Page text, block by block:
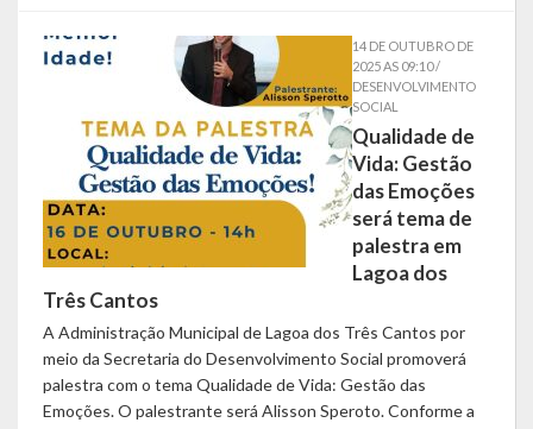
Administração
Ex-Administradores
Conselhos Municipais
Secretarias
Administração, Fazenda e Planejamento
Desenvolvimento Econômico
14 DE OUTUBRO DE
2025 AS 09:10 /
DESENVOLVIMENTO
SOCIAL
Qualidade de
Vida: Gestão
das Emoções
será tema de
palestra em
Lagoa dos
Três Cantos
A Administração Municipal de Lagoa dos Três Cantos por
meio da Secretaria do Desenvolvimento Social promoverá
palestra com o tema Qualidade de Vida: Gestão das
Emoções. O palestrante será Alisson Speroto. Conforme a